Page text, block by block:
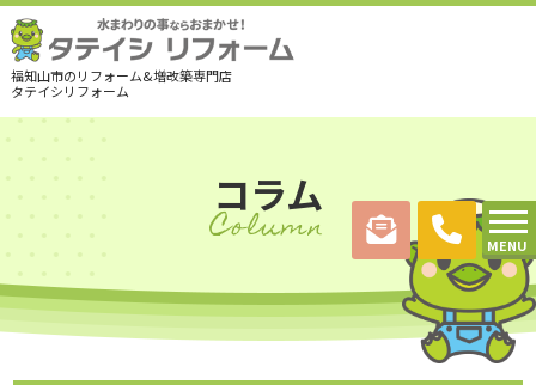
福知山市のリフォーム&増改築専門店
タテイシリフォーム
MENU
コラム
Column